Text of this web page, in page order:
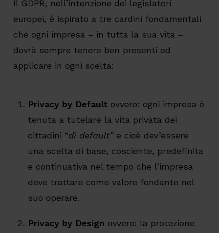
Il GDPR, nell’intenzione dei legislatori
europei, è ispirato a tre cardini fondamentali
che ogni impresa – in tutta la sua vita –
dovrà sempre tenere ben presenti ed
applicare in ogni scelta:
Privacy by Default ovvero: ogni impresa è
tenuta a tutelare la vita privata dei
cittadini “di default”e cioè dev’essere
una scelta di base, cosciente, predefinita
e continuativa nel tempo che l’impresa
deve trattare come valore fondante nel
suo operare.
Privacy by Design ovvero: la protezione